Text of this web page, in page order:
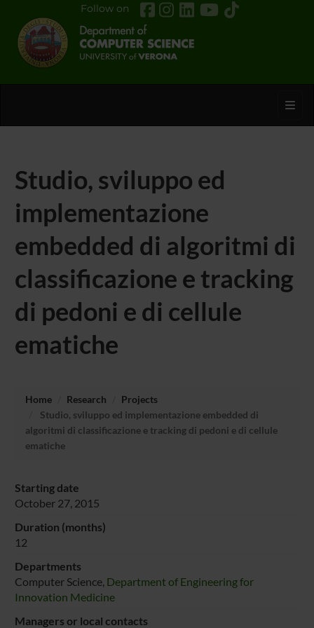
Follow on
Studio, sviluppo ed
implementazione
embedded di algoritmi di
classificazione e tracking
di pedoni e di cellule
ematiche
Home Research
Projects
Studio, sviluppo ed implementazione embedded di
algoritmi di classificazione e tracking di pedoni e di cellule
ematiche
Starting date
October 27, 2015
Duration (months)
12
Departments
Computer Science, Department of Engineering for
Innovation Medicine
Managers or local contacts